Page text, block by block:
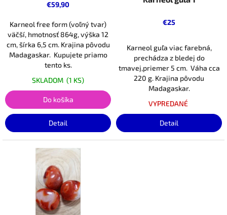
€59,90
Karneol free form (voľný tvar)
väčší, hmotnosť 864g, výška 12
cm, šírka 6,5 cm. Krajina pôvodu
Madagaskar. Kupujete priamo
tento ks.
SKLADOM (1 KS)
Do košíka
Detail
€25
Karneol guľa viac farebná,
prechádza z bledej do
tmavej,priemer 5 cm. Váha cca
220 g. Krajina pôvodu
Madagaskar.
VYPREDANÉ
Detail